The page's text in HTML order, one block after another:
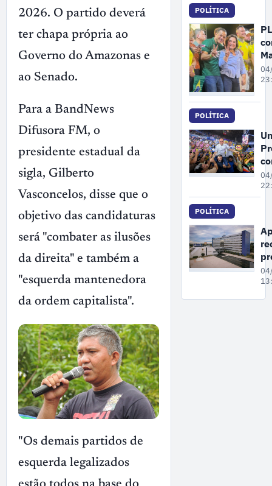
2026. O partido deverá
ter chapa própria ao
Governo do Amazonas e
ao Senado.
Para a BandNews
Difusora FM, o
presidente estadual da
sigla, Gilberto
Vasconcelos, disse que o
objetivo das candidaturas
será "combater as ilusões
da direita" e também a
"esquerda mantenedora
da ordem capitalista".
"Os demais partidos de
esquerda legalizados
POLÍTICA
PL
ao
POLÍTICA
POLÍTICA